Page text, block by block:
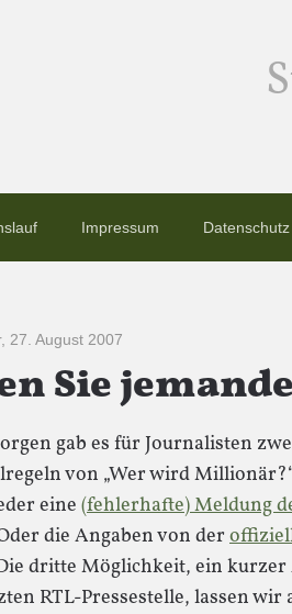
Impressum Datenschutz
, 27. August 2007
Sie
gab es für Journalisten
von „Wer wird
eine (fehlerhafte) Meldung
die Angaben von der
dritte Möglichkeit, ein
RTL-Pressestelle, lassen